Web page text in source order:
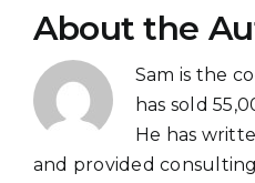
About the
Sam is the
has sold
He has
and provided